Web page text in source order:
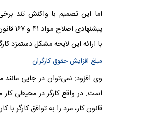
اما این تصمیم با واکنش تند
با ارائه این لایحه مشکل دستمزد
مبلغ افزایش حقوق کارگران
وی افزود: نمی‌توان در جایی
قانون کار، مزد را به توافق کارگر